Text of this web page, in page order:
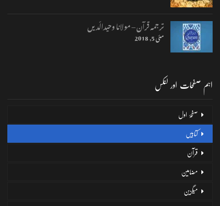
ترجمہ قرآن – مولانا وحیدالّدیں
مئی 5, 2018
اہم صفحات اور لنکس
صفحۂ اول
کتابیں
قرآن
مضامین
میگزین